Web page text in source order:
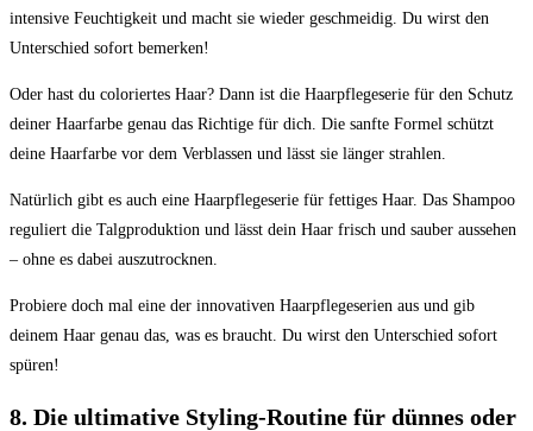
intensive Feuchtigkeit und macht sie wieder geschmeidig. Du wirst den
Unterschied sofort bemerken!
Oder hast du coloriertes Haar? Dann ist die Haarpflegeserie für den Schutz
deiner Haarfarbe genau das Richtige für dich. Die sanfte Formel schützt
deine Haarfarbe vor dem Verblassen und lässt sie länger strahlen.
Natürlich gibt es auch eine Haarpflegeserie für fettiges Haar. Das Shampoo
reguliert die Talgproduktion und lässt dein Haar frisch und sauber aussehen
– ohne es dabei auszutrocknen.
Probiere doch mal eine der innovativen Haarpflegeserien aus und gib
deinem Haar genau das, was es braucht. Du wirst den Unterschied sofort
spüren!
8. Die ultimative Styling-Routine für dünnes oder